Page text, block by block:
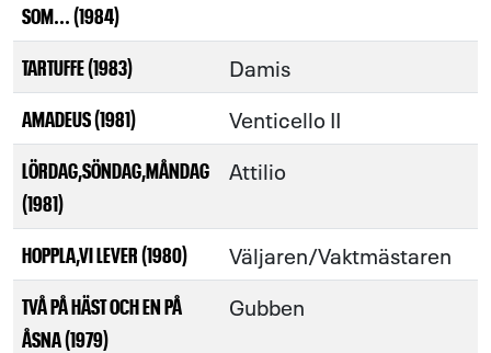
SOM... (1984)
TARTUFFE (1983) Damis
AMADEUS (1981) Venticello II
LÖRDAG,SÖNDAG,MÅNDAG
(1981)
Attilio
HOPPLA,VI LEVER (1980) Väljaren/Vaktmästaren
TVÅ PÅ HÄST OCH EN PÅ
ÅSNA (1979)
Gubben